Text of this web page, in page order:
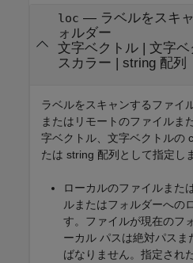
loc — ラベルをスキ
ォルダー
文字ベクトル| 文字ベ
スカラー | string 配列
ラベルをスキャンするファイ
またはリモートのファイルま
字ベクトル、文字ベクトルの
たは string 配列として指定し
ローカルのファイルまた
ルまたはフォルダーへの
す。ファイルが現在のフ
ーカル パスは絶対パス
ばなりません。指定され